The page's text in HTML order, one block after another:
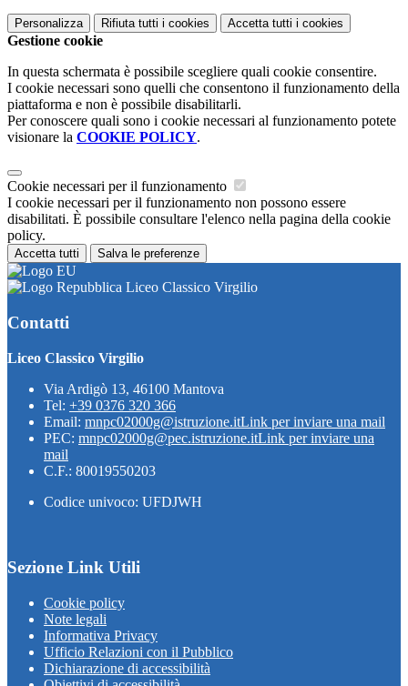
Personalizza Rifiuta tutti i cookies Accetta tutti i cookies
Gestione cookie
In questa schermata è possibile scegliere quali cookie consentire.
I cookie necessari sono quelli che consentono il funzionamento della
piattaforma e non è possibile disabilitarli.
Per conoscere quali sono i cookie necessari al funzionamento potete
visionare la COOKIE POLICY.
Cookie necessari per il funzionamento
I cookie necessari per il funzionamento non possono essere
disabilitati. È possibile consultare l'elenco nella pagina della cookie
policy.
Accetta tutti Salva le preferenze
Liceo Classico Virgilio
Contatti
Liceo Classico Virgilio
Via Ardigò 13, 46100 Mantova
Tel: +39 0376 320 366
Email: mnpc02000g@istruzione.itLink per inviare una mail
PEC: mnpc02000g@pec.istruzione.itLink per inviare una
mail
C.F.: 80019550203
Codice univoco: UFDJWH
Sezione Link Utili
Cookie policy
Note legali
Informativa Privacy
Ufficio Relazioni con il Pubblico
Dichiarazione di accessibilità